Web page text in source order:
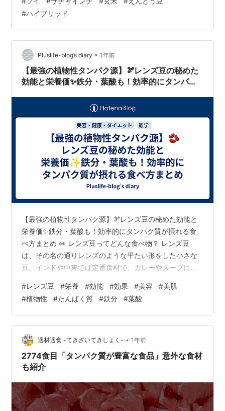
コラーゲン由来 オーガニックプロテインの見分け方 オー
ガニック 植物性プロテイン おすすめ7選 ✅ ソイ（大豆）
国産有機まるごと大豆プロテイン／クアントバスタ 国産
大豆のオーガニックプロテイン／Soply（ソプリー） ✅…
#ハイブリッド
Pluslife-blog’s diary • 1年前
【最強の植物性タンパク源】🫘レンズ豆の秘めた
効能と栄養価✨鉄分・葉酸も！効率的にタンパク
【最強の植物性タンパク源】🫘レンズ豆の秘めた効能と
栄養価✨鉄分・葉酸も！効率的にタンパク質が摂れる食
べ方まとめ 👀 レンズ豆ってどんな食べ物？ レンズ豆
は、その名の通りレンズのような平たい形をした小さな
豆。インドや中東では定番食材で、カレーやスープによ
豆類の中でも群を抜いたバランスの良さを持っているか
ら。乾燥した状態で100gあたり約25gものタンパク質を
含み、しかも調理が簡単＆消化もしやすいので「毎日食
べやすい植物性タンパク源」として注目されているんで
す。 ✅ レンズ豆の効能と栄養価 1. 高タンパク＆低脂肪で
ダイエット向き 筋肉を作るのに…
#レンズ豆 #栄養 #効能 #効果 #美容 #美肌
#植物性 #たんぱく質 #鉄分 #葉酸
適材適食 -てきざいてきしょく- • 1年前
2774食目「タンパク質が豊富な食品」意外な食材
も紹介